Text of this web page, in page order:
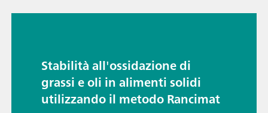
Stabilità all'ossidazione di
grassi e oli in alimenti solidi
utilizzando il metodo Rancimat